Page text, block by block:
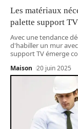
Les matériaux
palette support TV
Avec une tendance
d'habiller un mur
support TV émerge
Maison 20 juin 2025